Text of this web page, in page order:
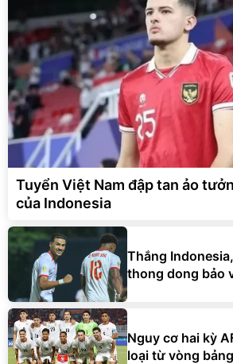
Tuyển Việt Nam đập tan ảo
của Indonesia
Thắng
thong dong bảo
Nguy cơ hai kỳ
loại từ vòng